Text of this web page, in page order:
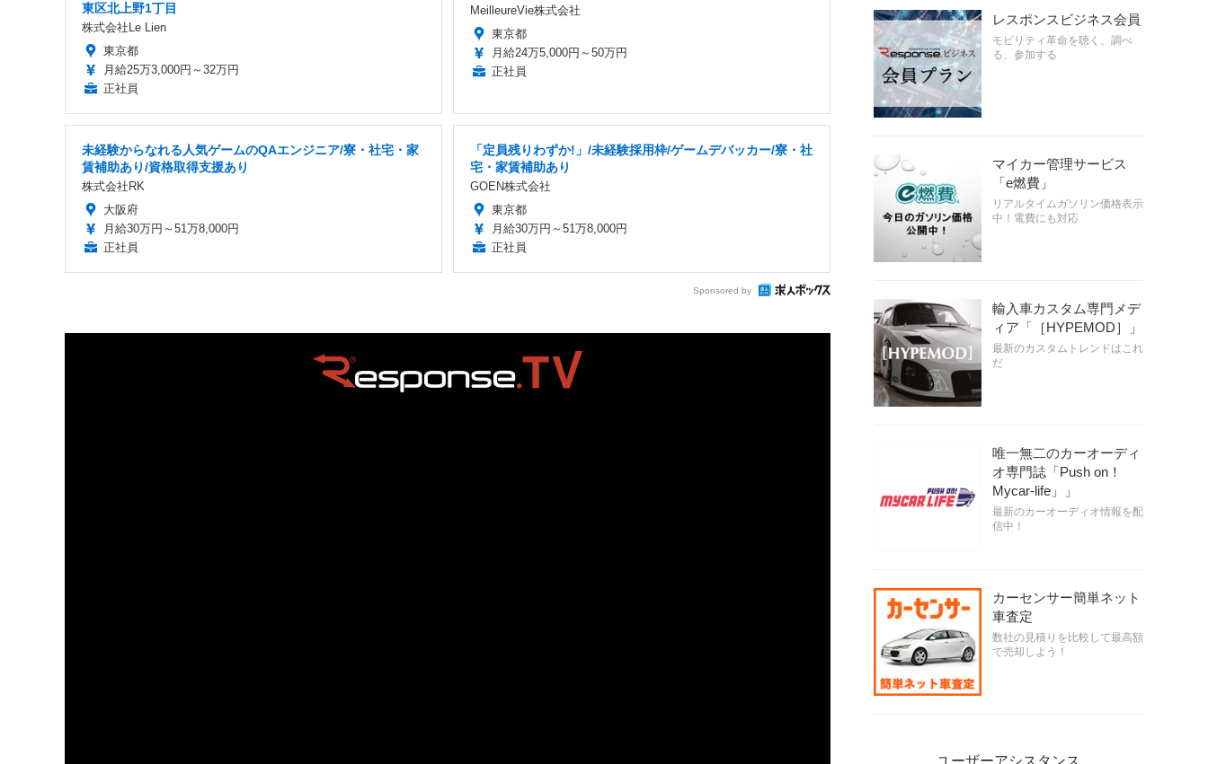
東区北上野1丁目
株式会社Le Lien
東京都
月給25万3,000円～32万円
正社員
MeilleureVie株式会社
東京都
月給24万5,000円～50万円
正社員
未経験からなれる人気ゲームのQAエンジニア/寮・社宅・家
賃補助あり/資格取得支援あり
株式会社RK
大阪府
月給30万円～51万8,000円
正社員
「定員残りわずか!」/未経験採用枠/ゲームデバッカー/寮・社
宅・家賃補助あり
GOEN株式会社
東京都
月給30万円～51万8,000円
正社員
Sponsored by
レスポンスビジネス会員
モビリティ革命を聴く、調べ
る、参加する
マイカー管理サービス
「e燃費」
リアルタイムガソリン価格表示
中！電費にも対応
輸入車カスタム専門メデ
ィア「［HYPEMOD］」
最新のカスタムトレンドはこれ
だ
唯一無二のカーオーディ
オ専門誌「Push on！
Mycar-life」」
最新のカーオーディオ情報を配
信中！
カーセンサー簡単ネット
車査定
数社の見積りを比較して最高額
で売却しよう！
ユーザーアシスタンス